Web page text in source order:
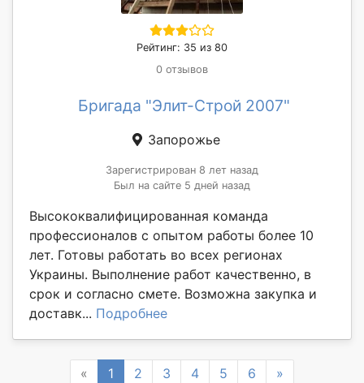
Рейтинг: 35 из 80
0 отзывов
Бригада "Элит-Строй 2007"
Запорожье
Зарегистрирован 8 лет назад
Был на сайте 5 дней назад
Высококвалифицированная команда
профессионалов с опытом работы более 10
лет. Готовы работать во всех регионах
Украины. Выполнение работ качественно, в
срок и согласно смете. Возможна закупка и
доставк... Подробнее
« Previous
1 2 3 4 5 6 »